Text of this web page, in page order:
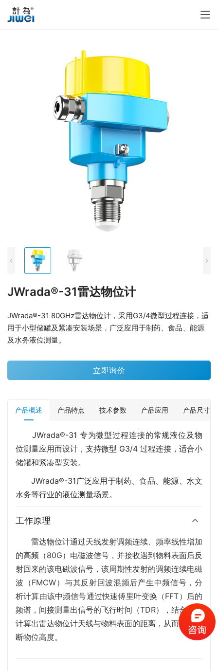
JWrada®-31雷达物位计
JWrada®-31 80GHz雷达物位计，采用G3/4微型过程连接，适
用于小型储罐及紧凑安装场景，广泛应用于制药、食品、能源
及水务液位测量。
立即询价
产品概述 产品特点 技术参数 产品应用 产品尺寸
JWrada®-31 专为微型过程连接的常规液位及物
位测量应用而设计，支持微型 G3/4 过程连接，适合小
储罐和紧凑型安装。
JWrada®-31广泛应用于制药、食品、能源、水文
水务等行业的液位测量场景。
工作原理
雷达物位计通过天线发射调频连续、频率线性增加
的高频（80G）电磁波信号，并接收遇到物料表面后反
射回来的该电磁波信号，该周期性发射的调频连续电磁
波（FMCW）与其反射回波混频后产生中频信号，分
析计算由该中频信号通过快速傅里叶变换（FFT）后的
频谱，间接测量出信号的飞行时间（TDR），结合光速
计算出雷达物位计天线与物料表面的距离，从而精确判
断物位高度。